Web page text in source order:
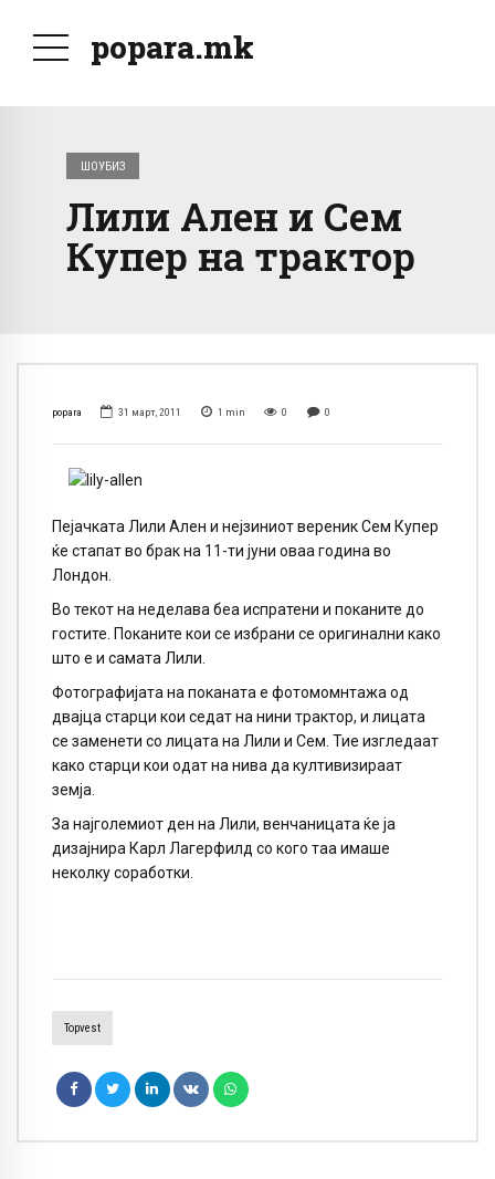
popara.mk
ШОУБИЗ
Лили Ален и Сем
Купер на трактор
popara 31 март, 2011 1 min 0 0
Пејачката Лили Ален и нејзиниот вереник Сем Купер
ќе стапат во брак на 11-ти јуни оваа година во
Лондон.
Во текот на неделава беа испратени и поканите до
гостите. Поканите кои се избрани се оригинални како
што е и самата Лили.
Фотографијата на поканата е фотомомнтажа од
двајца старци кои седат на нини трактор, и лицата
се заменети со лицата на Лили и Сем. Тие изгледаат
како старци кои одат на нива да култивизираат
земја.
За најголемиот ден на Лили, венчаницата ќе ја
дизајнира Карл Лагерфилд со кого таа имаше
неколку соработки.
Topvest